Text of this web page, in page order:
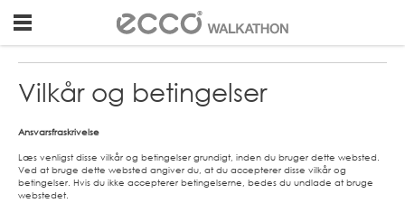
" GO
TO
Vilkår og betingelser
Ansvarsfraskrivelse
Læs venligst disse vilkår og betingelser grundigt, inden du bruger dette websted.
Ved at bruge dette websted angiver du, at du accepterer disse vilkår og
betingelser. Hvis du ikke accepterer betingelserne, bedes du undlade at bruge
webstedet.